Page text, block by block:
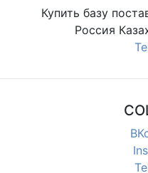
Купить базу
Россия